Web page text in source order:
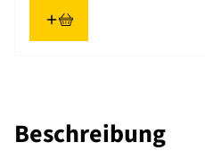
Beschreibung